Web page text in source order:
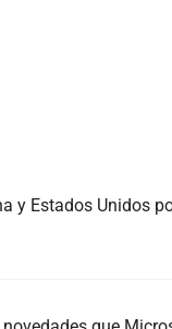
y Estados Unidos